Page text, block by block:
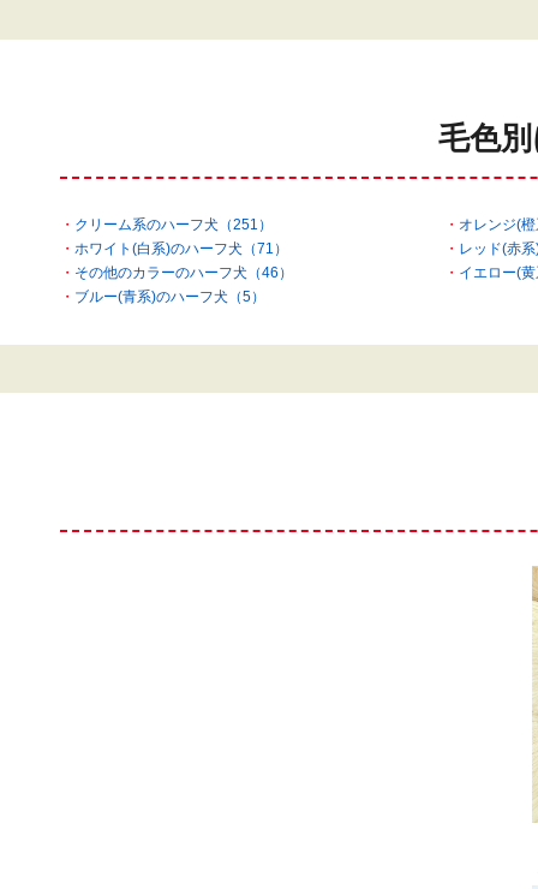
毛色
クリーム系のハーフ犬（251）
オレンジ(
ホワイト(白系)のハーフ犬（71）
レッド(赤
その他のカラーのハーフ犬（46）
イエロー(
ブルー(青系)のハーフ犬（5）